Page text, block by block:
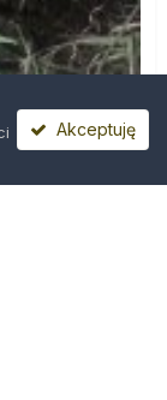
Akceptuję